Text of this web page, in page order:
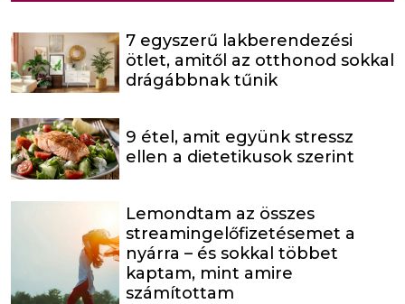
7 egyszerű lakberendezési
ötlet, amitől az otthonod sokkal
drágábbnak tűnik
9 étel, amit együnk stressz
ellen a dietetikusok szerint
Lemondtam az összes
streamingelőfizetésemet a
nyárra – és sokkal többet
kaptam, mint amire
számítottam